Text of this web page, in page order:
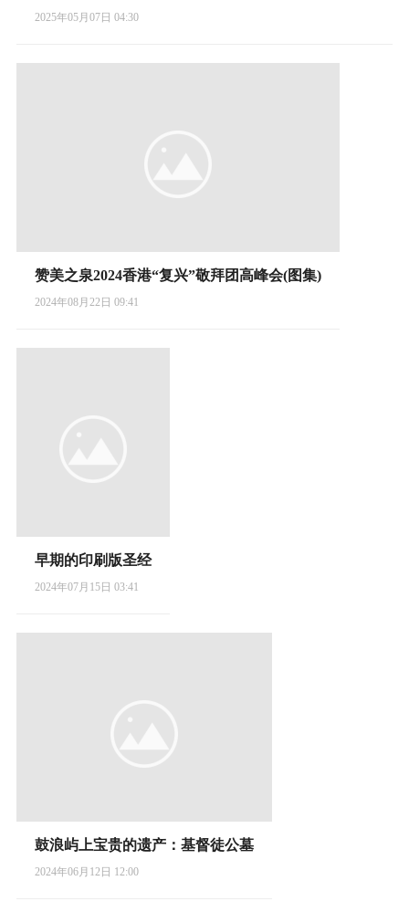
2025年05月07日 04:30
赞美之泉2024香港“复兴”敬拜团高峰会(图集)
2024年08月22日 09:41
早期的印刷版圣经
2024年07月15日 03:41
鼓浪屿上宝贵的遗产：基督徒公墓
2024年06月12日 12:00